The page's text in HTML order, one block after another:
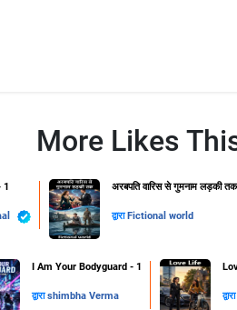
More Likes
1 अरबपति वारिस से गुमनाम लड़की
द्वारा Fictional world
I Am Your Bodyguard - 1
द्वाराshimbha Verma द्वारा